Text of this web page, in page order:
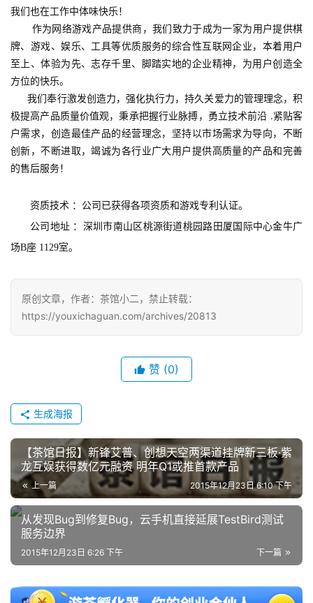
界
手
机
游
单
机
游
闲
三
茶
奖
月
3
我们也在工作中体味快乐！
作为网络游戏产品提供商，我们致力于成为一家为用户提供棋
牌、游戏、娱乐、工具等优质服务的综合性互联网企业，本着用户
至上、体验为先、志存千里、脚踏实地的企业精神，为用户创造全
方位的快乐。
我们奉行激发创造力，强化执行力，持久关爱力的管理理念，积
极提高产品质量价值观，秉承把握行业脉搏，勇立技术前沿 .紧贴客
户需求，创造最佳产品的经营理念，坚持以市场需求为导向，不断
创新，不断进取，竭诚为各行业广大用户提供高质量的产品和完善
的售后服务！
资质技术 ：公司已获得各项资质和游戏专利认证。
公司地址 ：深圳市南山区桃源街道桃园路田厦国际中心金牛广
场B座 1129室。
原创文章，作者：茶馆小二，禁止转载：
https://youxichaguan.com/archives/20813
赞 (0)
生成海报
【茶馆日报】新锋艾普、创想天空两渠道挂牌新三板·紫
龙互娱获得数亿元融资 明年Q1或推首款产品
上一篇 2015年12月23日 6:10 下午
从发现Bug到修复Bug，云手机直接延展TestBird测试
服务边界
下一篇
2015年12月23日 6:26 下午